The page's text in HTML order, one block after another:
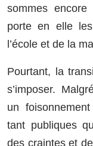
sommes encore
porte en elle
l’école et de la
Pourtant, la
s’imposer.
un foisonnement
tant publiques
des craintes et